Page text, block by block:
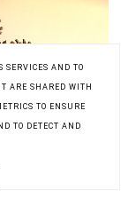
SERVICES AND TO
ARE SHARED WITH
TO ENSURE
TO DETECT AND